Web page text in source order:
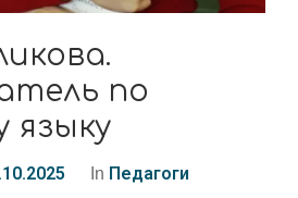
по
языку
In Педагоги